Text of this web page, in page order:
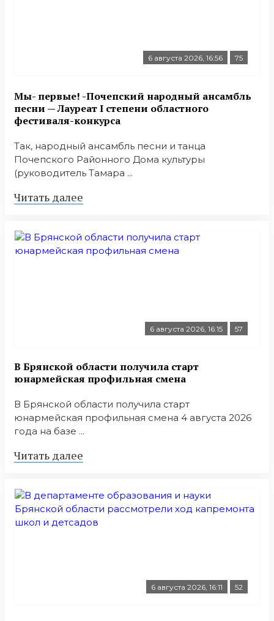
6 августа 2026, 16:56 75
Мы- первые! -Почепский народный ансамбль
песни — Лауреат I степени областного
фестиваля-конкурса
Так, народный ансамбль песни и танца
Почепского Районного Дома культуры
(руководитель Тамара ...
Читать далее
6 августа 2026, 16:15 57
В Брянской области получила старт
юнармейская профильная смена
В Брянской области получила старт
юнармейская профильная смена 4 августа 2026
года на базе ...
Читать далее
6 августа 2026, 16:11 52